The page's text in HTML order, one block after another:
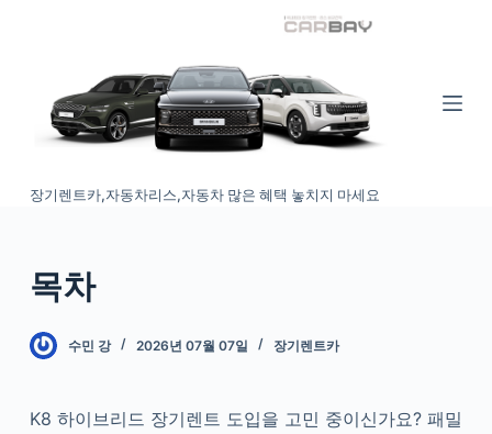
c
n
장기렌트카,자동차리스,자동차 많은 혜택 놓치지 마세요
목차
수민 강 2026년 07월 07일 장기렌트카
K8 하이브리드 장기렌트 도입을 고민 중이신가요? 패밀